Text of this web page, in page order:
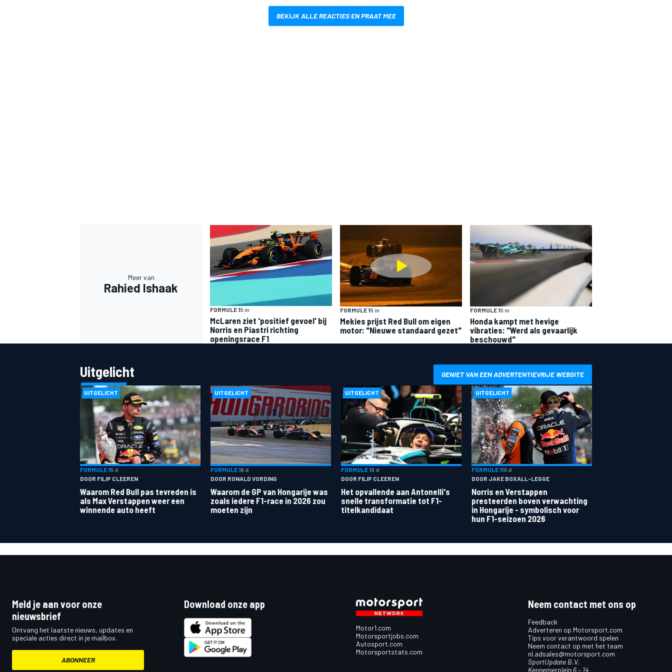
BEKIJK ALLE REACTIES EN PRAAT MEE
Meer van
Rahied Ishaak
FORMULE 15 m
McLaren ziet 'positief gevoel' bij
Norris en Piastri richting
openingsrace F1
FORMULE 15 m
Mekies prijst Red Bull om eigen
motor: "Nieuwe standaard gezet"
FORMULE 15 m
Honda kampt met hevige
vibraties: "Werd als gevaarlijk
beschouwd"
Uitgelicht GENIET VAN EEN ADVERTENTIEVRIJE WEBSITE
UITGELICHT
FORMULE 15 d
DOOR FILIP CLEEREN
Waarom Red Bull pas tevreden is
als Max Verstappen weer een
winnende auto heeft
UITGELICHT
FORMULE 16 d
DOOR RONALD VORDING
Waarom de GP van Hongarije was
zoals iedere F1-race in 2026 zou
moeten zijn
UITGELICHT
FORMULE 19 d
DOOR FILIP CLEEREN
Het opvallende aan Antonelli's
snelle transformatie tot F1-
titelkandidaat
UITGELICHT
FORMULE 110 d
DOOR JAKE BOXALL-LEGGE
Norris en Verstappen
presteerden boven verwachting
in Hongarije - symbolisch voor
hun F1-seizoen 2026
Meld je aan voor onze
nieuwsbrief
Ontvang het laatste nieuws, updates en
speciale acties direct in je mailbox.
ABONNEER
Download onze app
Motor1.com
Motorsportjobs.com
Autosport.com
Motorsportstats.com
Neem contact met ons op
Feedback
Adverteren op Motorsport.com
Tips voor verantwoord spelen
Neem contact op met het team
nl.adsales@motorsport.com
SportUpdate B.V.
Kennemerplein 6 – 14